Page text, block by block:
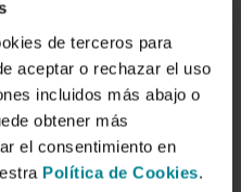
de terceros para
aceptar o rechazar el uso
incluidos más abajo o
obtener más
el consentimiento en
Política de Cookies.
but this